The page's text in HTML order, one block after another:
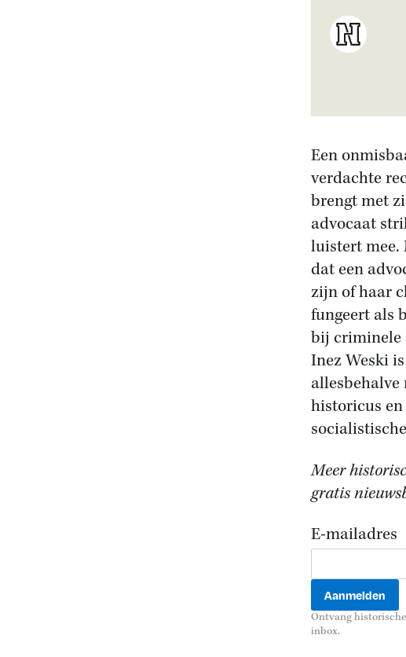
Een
verdachte
brengt met
advocaat
luistert mee.
dat een
zijn of haar
fungeert als
bij criminele
Inez Weski
historicus
Meer
gratis
E-mailadres
Ontvang
inbox.